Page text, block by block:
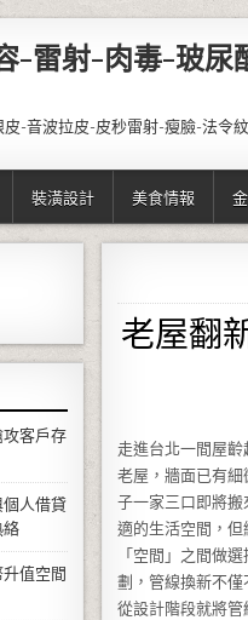
-雷射-肉毒-玻尿
-音波拉皮-皮秒雷射-瘦臉-法令
裝潢設計 美食情報
老屋翻
走進台北一間屋
老屋，牆面已有
子一家三口即將
適的生活空間，
「空間」之間做
劃，管線換新不
從設計階段就將
攻客戶存
個人借貸
絡
值空間